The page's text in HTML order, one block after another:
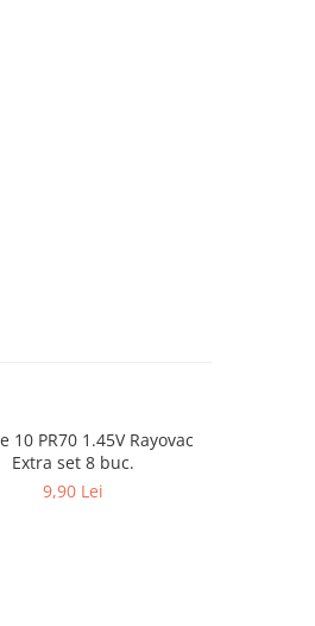
10 PR70 1.45V Rayovac
Extra set 8 buc.
9,90 Lei